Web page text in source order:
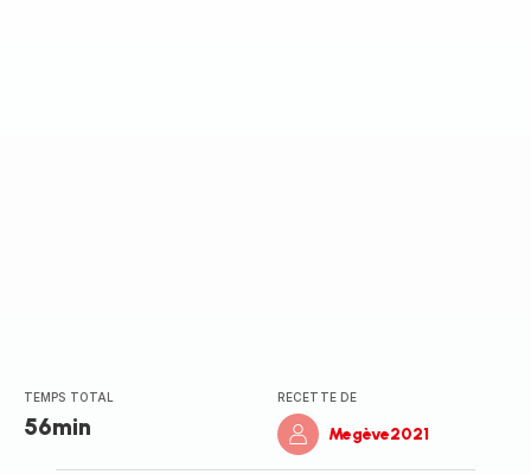
TEMPS TOTAL
56min
RECETTE DE
Megève2021